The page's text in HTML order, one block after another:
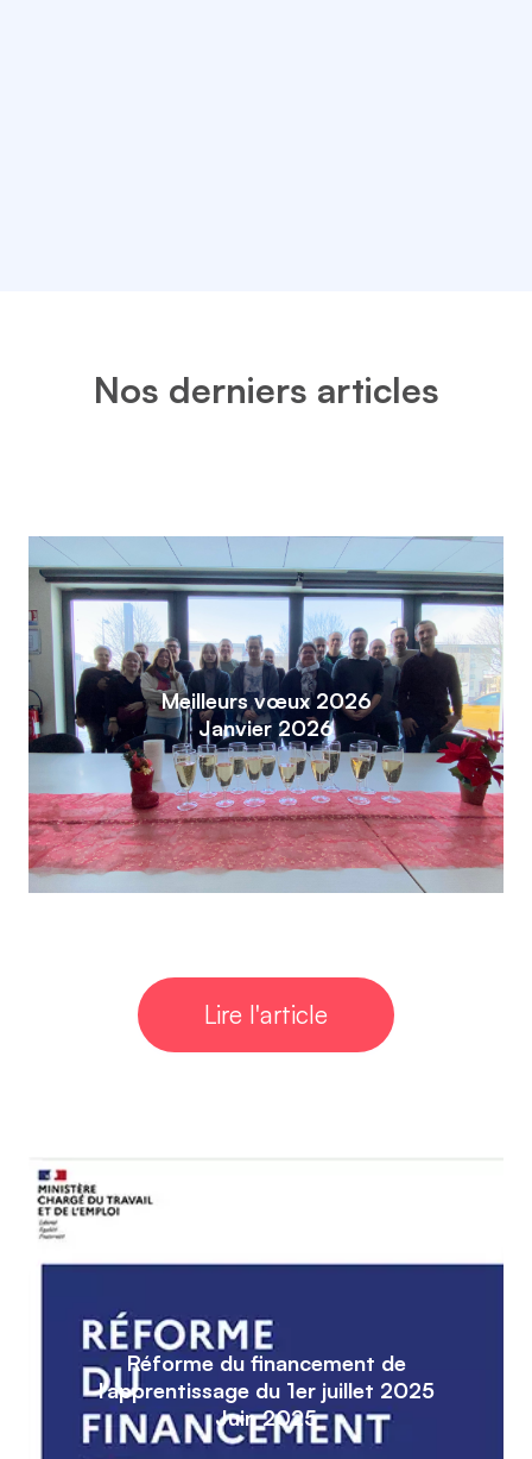
Nos derniers articles
Meilleurs vœux 2026
Janvier 2026
Lire l'article
Réforme du financement de
l’apprentissage du 1er juillet 2025
Juin 2025